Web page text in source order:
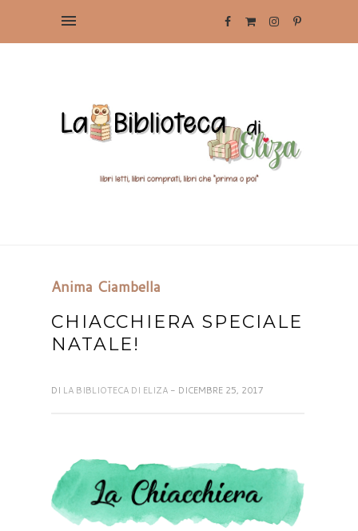
Anima Ciambella
CHIACCHIERA SPECIALE
NATALE!
DI LA BIBLIOTECA DI ELIZA - DICEMBRE 25, 2017